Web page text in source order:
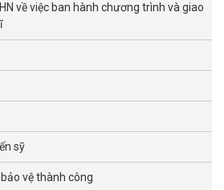
về việc ban hành chương trình và giao
sỹ
vệ thành công